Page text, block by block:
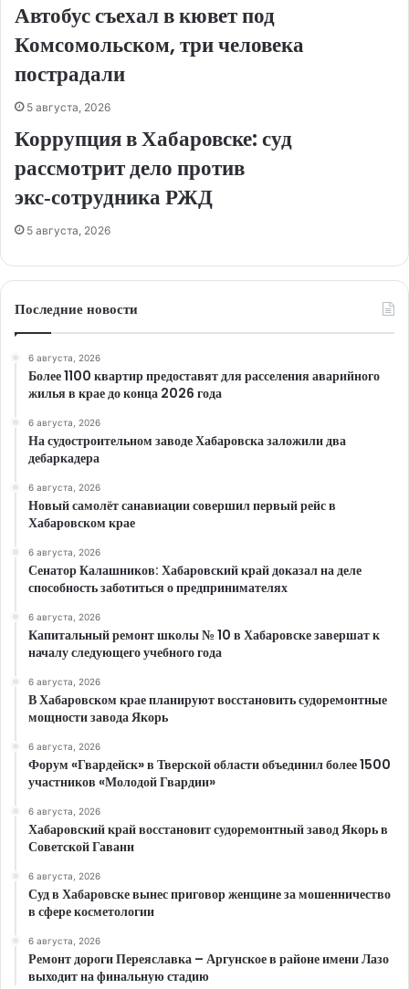
Автобус съехал в кювет под
Комсомольском, три человека
пострадали
5 августа, 2026
Коррупция в Хабаровске: суд
рассмотрит дело против
экс‑сотрудника РЖД
5 августа, 2026
Последние новости
6 августа, 2026
Более 1100 квартир предоставят для расселения аварийного
жилья в крае до конца 2026 года
6 августа, 2026
На судостроительном заводе Хабаровска заложили два
дебаркадера
6 августа, 2026
Новый самолёт санавиации совершил первый рейс в
Хабаровском крае
6 августа, 2026
Сенатор Калашников: Хабаровский край доказал на деле
способность заботиться о предпринимателях
6 августа, 2026
Капитальный ремонт школы № 10 в Хабаровске завершат к
началу следующего учебного года
6 августа, 2026
В Хабаровском крае планируют восстановить судоремонтные
мощности завода Якорь
6 августа, 2026
Форум «Гвардейск» в Тверской области объединил более 1500
участников «Молодой Гвардии»
6 августа, 2026
Хабаровский край восстановит судоремонтный завод Якорь в
Советской Гавани
6 августа, 2026
Суд в Хабаровске вынес приговор женщине за мошенничество
в сфере косметологии
6 августа, 2026
Ремонт дороги Переяславка – Аргунское в районе имени Лазо
выходит на финальную стадию